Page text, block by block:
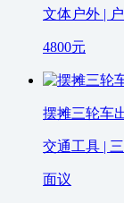
文体户外 |
4800元
摆摊三轮车
交通工具 |
面议